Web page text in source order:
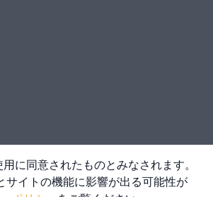
に同意されたものとみなされます。
イトの機能に影響が出る可能性が